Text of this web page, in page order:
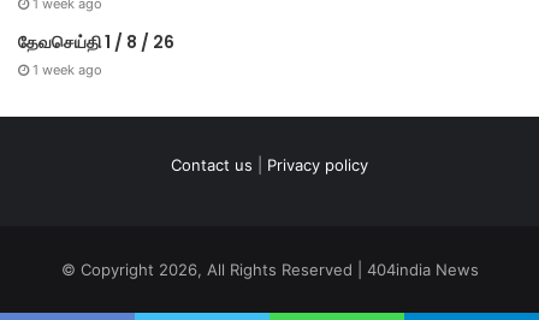
தேவசெய்தி 1 / 8 / 26
1 week ago
Contact us Privacy policy
© Copyright 2026, All Rights Reserved | 404india News